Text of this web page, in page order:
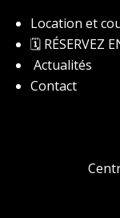
Location et
🗓️ RÉSERVEZ
Actualités
Contact